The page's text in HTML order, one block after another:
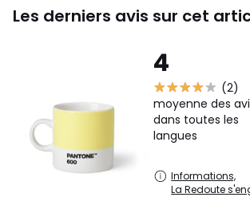
Les derniers avis sur cet
4
(2)
moyenne des
dans toutes les
langues
Informations,
La Redoute